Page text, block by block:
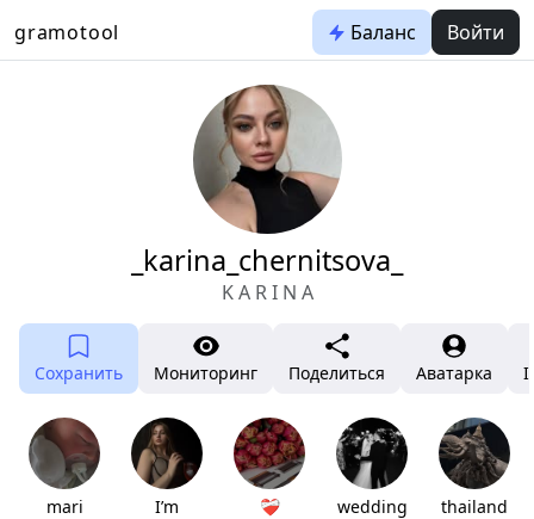
gramotool Баланс Войти
_karina_chernitsova_
K A R I N A
Сохранить Мониторинг Поделиться Аватарка
mari I’m ❤️‍🩹 wedding thailand